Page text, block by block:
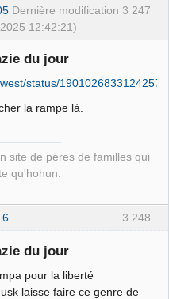
3 247
Dernière modification
12:42:21)
du jour
status/
la rampe là.
site de pères de familles qui
qu'hohun.
3 248
du jour
pour la liberté
laisse faire ce genre de